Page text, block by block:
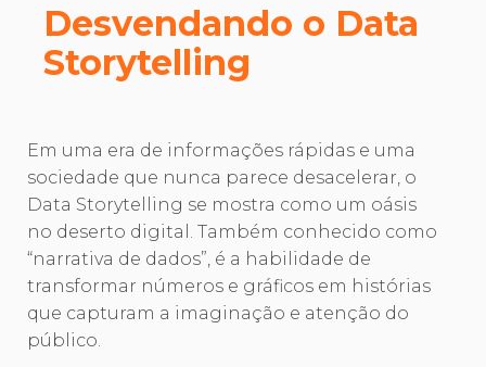
Desvendando o Data
Storytelling
Em uma era de informações rápidas e uma
sociedade que nunca parece desacelerar, o
Data Storytelling se mostra como um oásis
no deserto digital. Também conhecido como
“narrativa de dados”, é a habilidade de
transformar números e gráficos em histórias
que capturam a imaginação e atenção do
público.